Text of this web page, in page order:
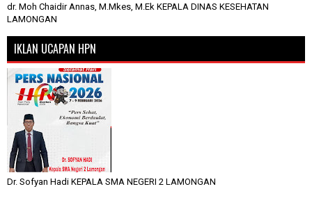
dr. Moh Chaidir Annas, M.Mkes, M.Ek KEPALA DINAS KESEHATAN
LAMONGAN
IKLAN UCAPAN HPN
Dr. Sofyan Hadi KEPALA SMA NEGERI 2 LAMONGAN